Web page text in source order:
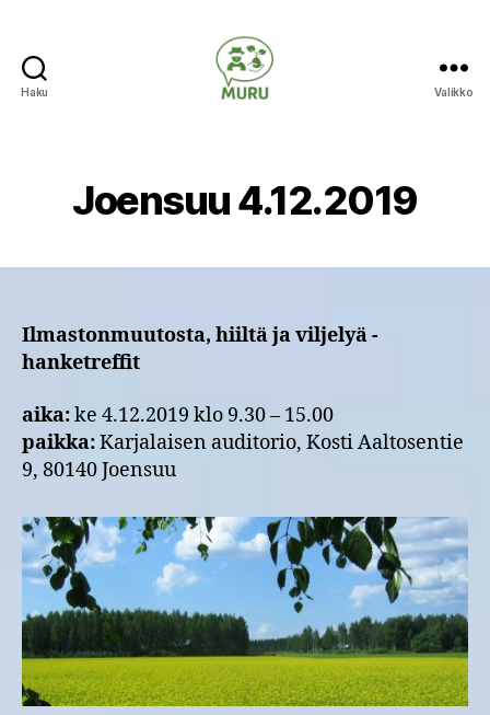
Haku Valikko
Joensuu 4.12.2019
Ilmastonmuutosta, hiiltä ja viljelyä -
hanketreffit
aika:ke 4.12.2019 klo 9.30 – 15.00
paikka:Karjalaisen auditorio, Kosti Aaltosentie
9, 80140 Joensuu